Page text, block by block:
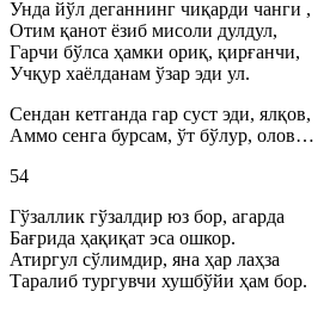
Унда йўл деганнинг чиқарди чанги ,
Отим қанот ёзиб мисоли дулдул,
Гарчи бўлса ҳамки ориқ, қирғанчи,
Учқур хаёлданам ўзар эди ул.
Сендан кетганда гар суст эди, ялқов,
Аммо сенга бурсам, ўт бўлур, олов…
54
Гўзаллик гўзалдир юз бор, агарда
Бағрида ҳақиқат эса ошкор.
Атиргул сўлимдир, яна ҳар лаҳза
Таралиб тургувчи хушбўйи ҳам бор.